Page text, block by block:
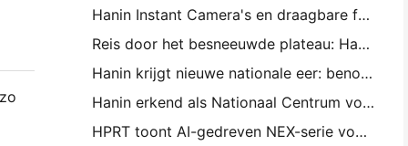
Hanin Instant Camera's en draagbare fotoprinters trekken grote interesse op IEAE Shenzhen 2026
Reis door het besneeuwde plateau: Hanin brengt fotoonderwijsprogramma's aan kinderen in Qamdo
Hanin krijgt nieuwe nationale eer: benoemd tot "2026 Made in China · Trusted Brand by Consumers"
Hanin erkend als Nationaal Centrum voor Ondernemingstechnologie voor Innovatieleiderschap
HPRT toont AI-gedreven NEX-serie voor slimme retail op CHINASHOP 2026